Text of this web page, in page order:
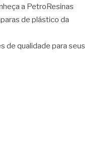
a PetroResinas
de plástico da
de qualidade para seus